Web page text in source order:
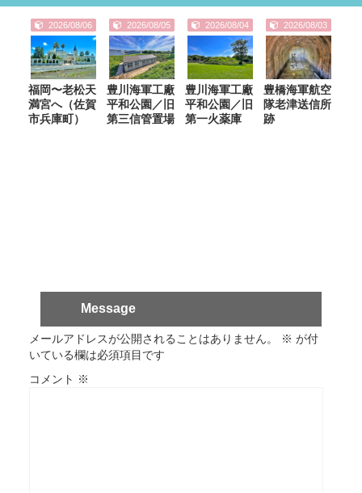
2026/08/06
福岡〜老松天
満宮へ（佐賀
市兵庫町）
2026/08/05
豊川海軍工廠
平和公園／旧
第三信管置場
2026/08/04
豊川海軍工廠
平和公園／旧
第一火薬庫
2026/08/03
豊橋海軍航空
隊老津送信所
跡
Message
メールアドレスが公開されることはありません。 ※ が付
いている欄は必須項目です
コメント ※